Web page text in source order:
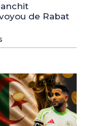
de Rabat